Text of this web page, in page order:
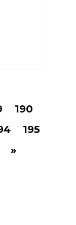
190
195
»